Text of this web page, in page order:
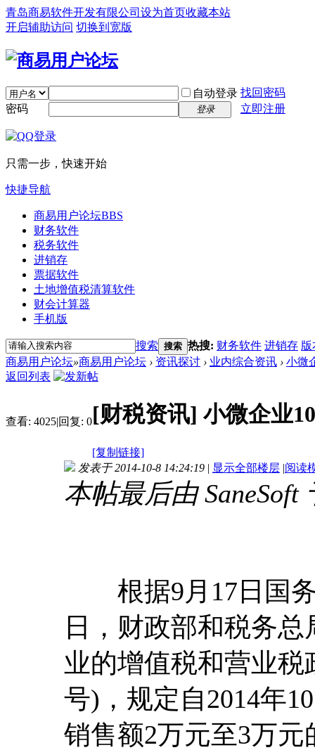
青岛商易软件开发有限公司 设为首页收藏本站
开启辅助访问 切换到宽版
自动登录 找回密码
密码
登录 立即注册
只需一步，快速开始
快捷导航
商易用户论坛BBS
财务软件
税务软件
进销存
票据软件
土地增值税清算软件
财会计算器
手机版
搜索 搜索 热搜: 财务软件 进销存 版
商易用户论坛»商易用户论坛 › 资讯探讨 › 业内综合资讯 › 小微
返回列表
查看: 4025|回复: 0[财税资讯] 小微企业
[复制链接]
发表于 2014-10-8 14:24:19 | 显示全部楼层 |阅读
本帖最后由 SaneSoft
根据9月17日国务
日，财政部和税务
业的增值税和营业税
号)，规定自2014年
销售额2万元至3万